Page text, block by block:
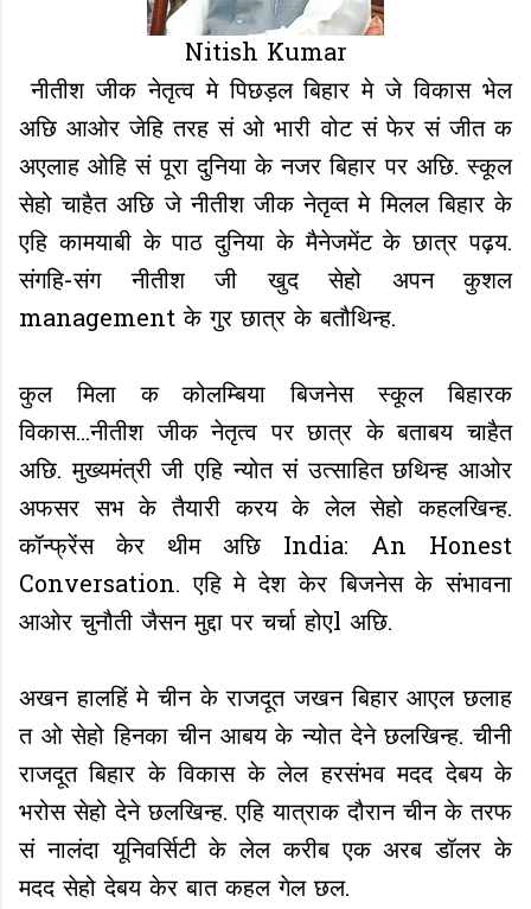
Nitish Kumar
नीतीश जीक नेतृत्व मे पिछड़ल बिहार मे जे विकास भेल
अछि आओर जेहि तरह सं ओ भारी वोट सं फेर सं जीत क
अएलाह ओहि सं पूरा दुनिया के नजर बिहार पर अछि. स्कूल
सेहो चाहैत अछि जे नीतीश जीक नेतृव्त मे मिलल बिहार के
एहि कामयाबी के पाठ दुनिया के मैनेजमेंट के छात्र पढ़य.
संगहि-संग नीतीश जी खुद सेहो अपन कुशल
management के गुर छात्र के बतौथिन्ह.
कुल मिला क कोलम्बिया बिजनेस स्कूल बिहारक
विकास...नीतीश जीक नेतृत्व पर छात्र के बताबय चाहैत
अछि. मुख्यमंत्री जी एहि न्योत सं उत्साहित छथिन्ह आओर
अफसर सभ के तैयारी करय के लेल सेहो कहलखिन्ह.
कॉन्फ्रेंस केर थीम अछि India: An Honest
Conversation. एहि मे देश केर बिजनेस के संभावना
आओर चुनौती जैसन मुद्दा पर चर्चा होएl अछि.
अखन हालहिं मे चीन के राजदूत जखन बिहार आएल छलाह
त ओ सेहो हिनका चीन आबय के न्योत देने छलखिन्ह. चीनी
राजदूत बिहार के विकास के लेल हरसंभव मदद देबय के
भरोस सेहो देने छलखिन्ह. एहि यात्राक दौरान चीन के तरफ
सं नालंदा यूनिवर्सिटी के लेल करीब एक अरब डॉलर के
मदद सेहो देबय केर बात कहल गेल छल.